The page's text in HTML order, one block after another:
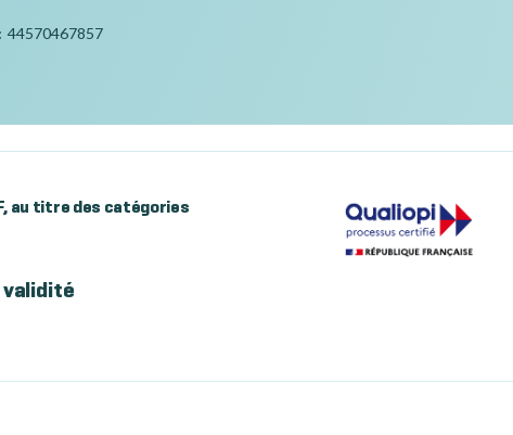
44570467857
au titre des catégories